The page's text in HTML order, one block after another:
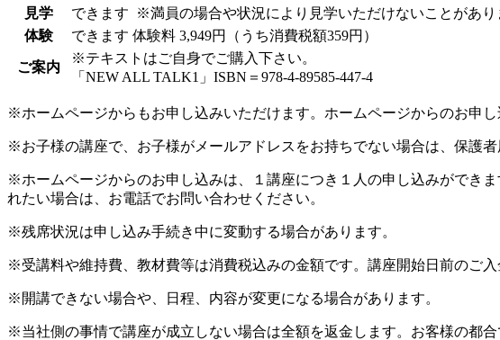
見学
できます
※満員の場合や状況により見学いただけないことがあり
体験
できます 体験料 3,949円（うち消費税額359円）
ご案内
※テキストはご自身でご購入下さい。
「NEW ALL TALK1」ISBN＝978-4-89585-447-4
※ホームページからもお申し込みいただけます。ホームページからのお申
※お子様の講座で、お子様がメールアドレスをお持ちでない場合は、保護
※ホームページからのお申し込みは、１講座につき１人の申し込みができ
れたい場合は、お電話でお問い合わせください。
※残席状況は申し込み手続き中に変動する場合があります。
※受講料や維持費、教材費等は消費税込みの金額です。講座開始日前のご入
※開講できない場合や、日程、内容が変更になる場合があります。
※当社側の事情で講座が成立しない場合は全額を返金します。お客様の都